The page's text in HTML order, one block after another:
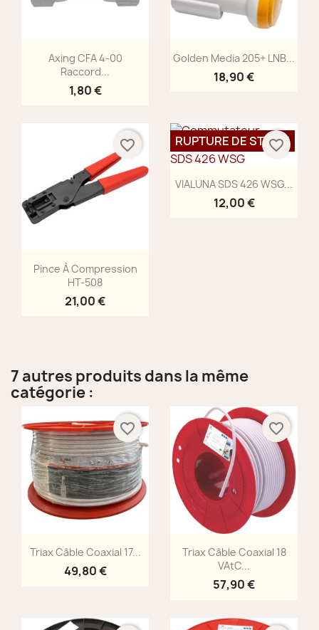
Aperçu rapide
Axing CFA 4-00
Raccord...
1,80 €
Aperçu rapide
Golden Media 205+ LNB...
18,90 €
Aperçu rapide
Pince À Compression
HT-508
21,00 €
favorite_border
Aperçu rapide
VIALUNA SDS 426 WSG...
12,00 €
RUPTURE DE STOCK
favorite_border
7 autres produits dans la même
catégorie :
Aperçu rapide
Triax Câble Coaxial 17...
49,80 €
favorite_border
Aperçu rapide
Triax Câble Coaxial 18
VAtC...
57,90 €
favorite_border